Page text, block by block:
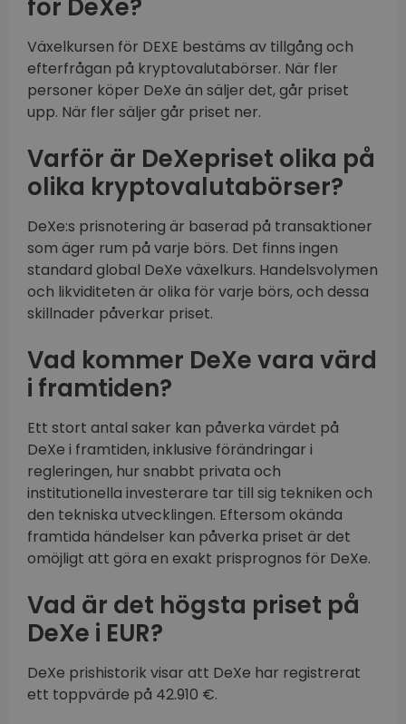
för DeXe?
Växelkursen för DEXE bestäms av tillgång och
efterfrågan på kryptovalutabörser. När fler
personer köper DeXe än säljer det, går priset
upp. När fler säljer går priset ner.
Varför är DeXepriset olika på
olika kryptovalutabörser?
DeXe:s prisnotering är baserad på transaktioner
som äger rum på varje börs. Det finns ingen
standard global DeXe växelkurs. Handelsvolymen
och likviditeten är olika för varje börs, och dessa
skillnader påverkar priset.
Vad kommer DeXe vara värd
i framtiden?
Ett stort antal saker kan påverka värdet på
DeXe i framtiden, inklusive förändringar i
regleringen, hur snabbt privata och
institutionella investerare tar till sig tekniken och
den tekniska utvecklingen. Eftersom okända
framtida händelser kan påverka priset är det
omöjligt att göra en exakt prisprognos för DeXe.
Vad är det högsta priset på
DeXe i EUR?
DeXe prishistorik visar att DeXe har registrerat
ett toppvärde på 42.910 €.